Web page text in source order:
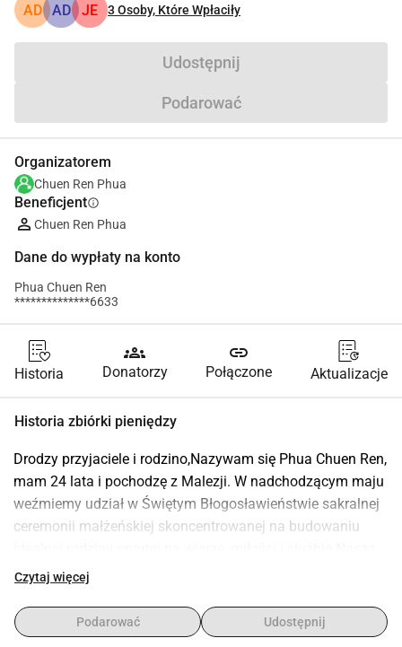
AD AD JE 3Osoby, Które Wpłaciły
Udostępnij
Podarować
Organizatorem
Chuen Ren Phua
Beneficjentinfo
Chuen Ren Phua
Dane do wypłaty na konto
Phua Chuen Ren
**************6633
Historia
groups
Donatorzy
link
Połączone Aktualizacje
Historia zbiórki pieniędzy
Drodzy przyjaciele i rodzino,Nazywam się Phua Chuen Ren,
mam 24 lata i pochodzę z Malezji. W nadchodzącym maju
weźmiemy udział w Świętym Błogosławieństwie sakralnej
ceremonii małżeńskiej skoncentrowanej na budowaniu
wspólna podróż rozpoczęła się ponad kulturami i
Rosji. To, co nas połączyło, to nie tylko miłość, ale także
wspólna wizja: stworzenie rodziny, która odzwierciedla
Czytaj więcej
Podarować Udostępnij